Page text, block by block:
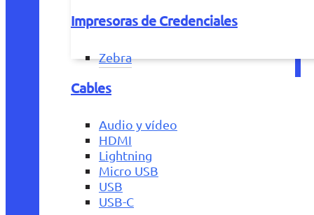
Impresoras de Credenciales
Zebra
Cables
Audio y vídeo
HDMI
Lightning
Micro USB
USB
USB-C